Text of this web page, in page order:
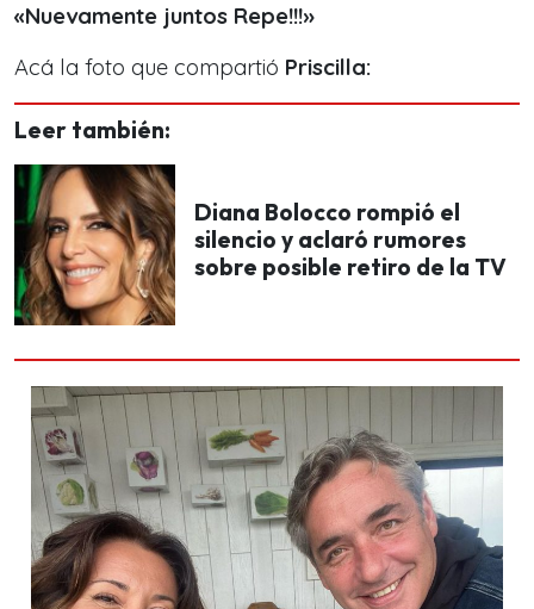
«Nuevamente juntos Repe!!!»
Acá la foto que compartió Priscilla:
Leer también:
Diana Bolocco rompió el
silencio y aclaró rumores
sobre posible retiro de la TV